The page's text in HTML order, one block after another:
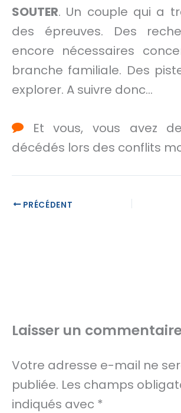
SOUTER. Un couple qui a
des épreuves. Des
encore nécessaires
branche familiale. Des
explorer. A suivre donc…
Et vous, vous avez
décédés lors des conflits
PRÉCÉDENT
Laisser un
Votre adresse e-mail ne
publiée. Les champs
indiqués avec *